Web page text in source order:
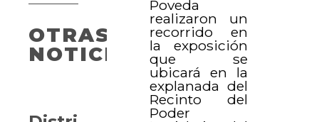
Poveda
realizaron un
recorrido en
la exposición
que se
ubicará en la
explanada del
Recinto del
Poder
OTRAS
NOTICIAS